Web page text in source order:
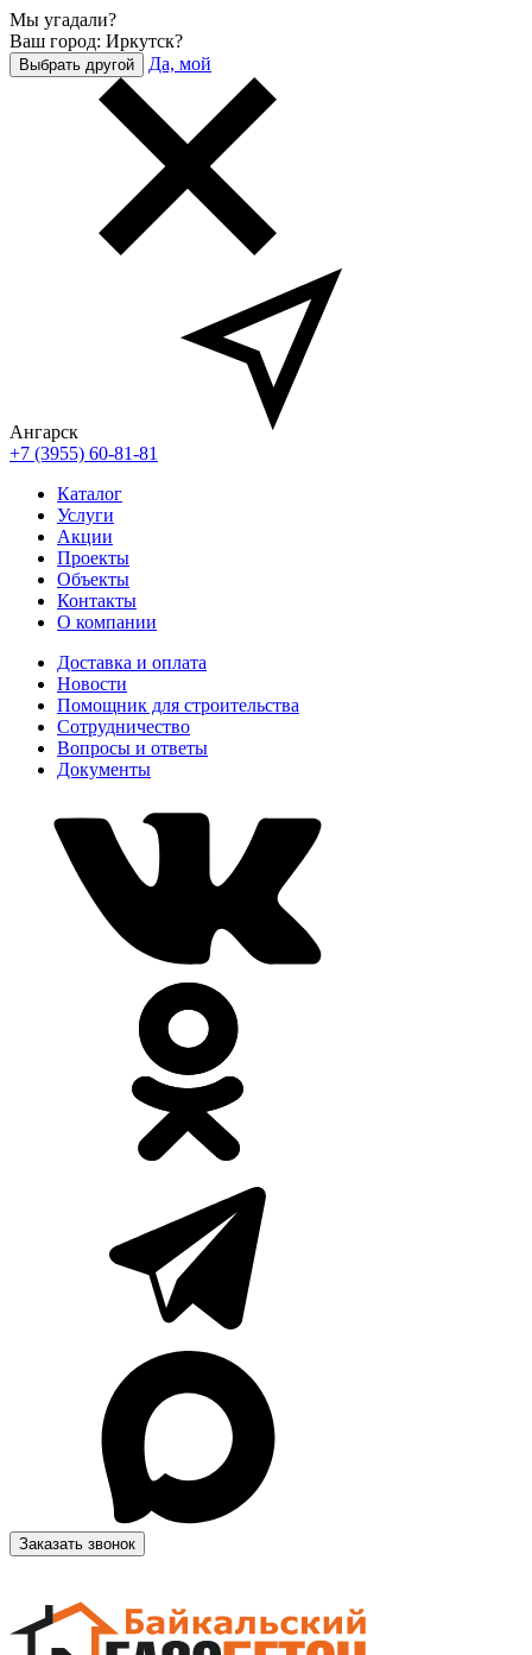
Мы угадали?
Ваш город: Иркутск?
Выбрать другой Да, мой
Ангарск
+7 (3955) 60-81-81
Каталог
Услуги
Акции
Проекты
Объекты
Контакты
О компании
Доставка и оплата
Новости
Помощник для строительства
Сотрудничество
Вопросы и ответы
Документы
Заказать звонок